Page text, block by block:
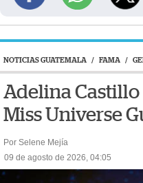
NOTICIAS GUATEMALA / FAMA /
Adelina Castillo
Miss Universe
Por Selene Mejía
09 de agosto de 2026, 04:05